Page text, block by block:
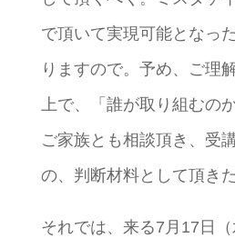
で頂いて実現可能となっ
りますので。予め、ご理
上で、「誰が取り組むの
ご家族とも相談頂き、受
の、判断材料として頂き
それでは、来る7月17日